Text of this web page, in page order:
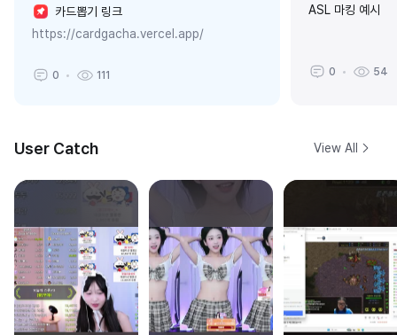
카드뽑기 링크
https://cardgacha.vercel.app/
0 111
ASL 마킹 예시
0 54
User Catch View All